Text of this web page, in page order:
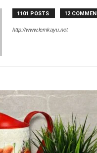
Lem
Kertas,
1101 POSTS 12
http://www.lemkayu.net